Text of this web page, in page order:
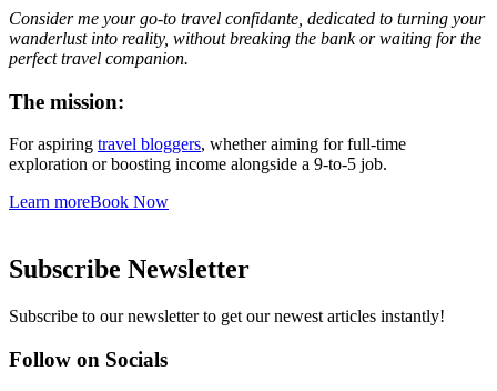
Consider me your go-to travel confidante, dedicated to turning your
wanderlust into reality, without breaking the bank or waiting for the
perfect travel companion.
The mission:
For aspiring travel bloggers, whether aiming for full-time
exploration or boosting income alongside a 9-to-5 job.
Learn moreBook Now
Subscribe Newsletter
Subscribe to our newsletter to get our newest articles instantly!
Follow on Socials